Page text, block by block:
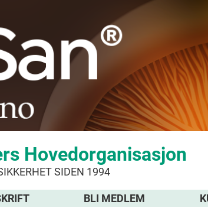
Hovedorganisasjon
SIDEN 1994
BLI MEDLEM